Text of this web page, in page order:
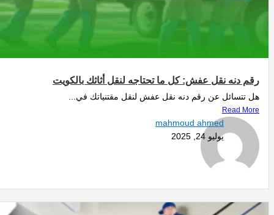
رقم دنه نقل عفش: كل ما تحتاجه لنقل أثاثك بالكويت
هل تتسائل عن رقم دنه نقل عفش لنقل مقتنياتك في...
Read More
mahmoud ahmed
يوليو 24, 2025